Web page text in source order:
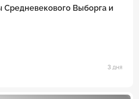
Средневекового Выборга и
3 дня